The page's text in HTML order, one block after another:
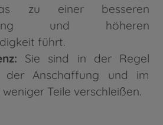
zu einer besseren
und höheren
führt.
Sie sind in der Regel
der Anschaffung und im
Teile verschleißen.